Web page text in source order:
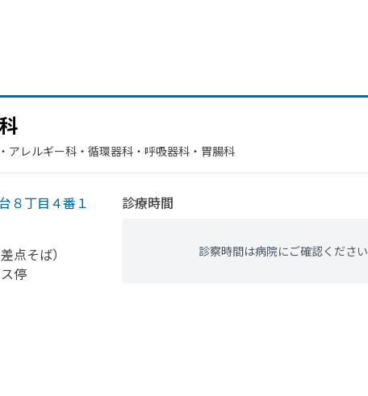
アレルギー科・​循環器科・​呼吸器科・​胃腸科
８丁目４番１
点そば）
停
診療時間
診察時間は病院にご確認ください